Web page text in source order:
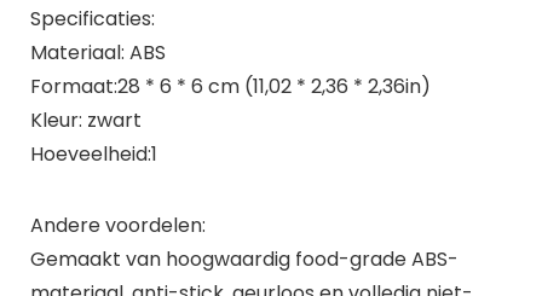
Specificaties:
Materiaal: ABS
Formaat:28 * 6 * 6 cm (11,02 * 2,36 * 2,36in)
Kleur: zwart
Hoeveelheid:1
Andere voordelen:
Gemaakt van hoogwaardig food-grade ABS-